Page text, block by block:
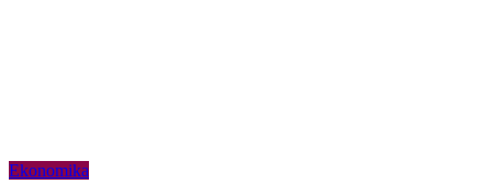
Ekonomika